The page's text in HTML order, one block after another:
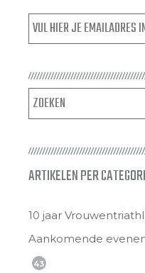
ARTIKELEN PER
10 jaar
Aankomende
43